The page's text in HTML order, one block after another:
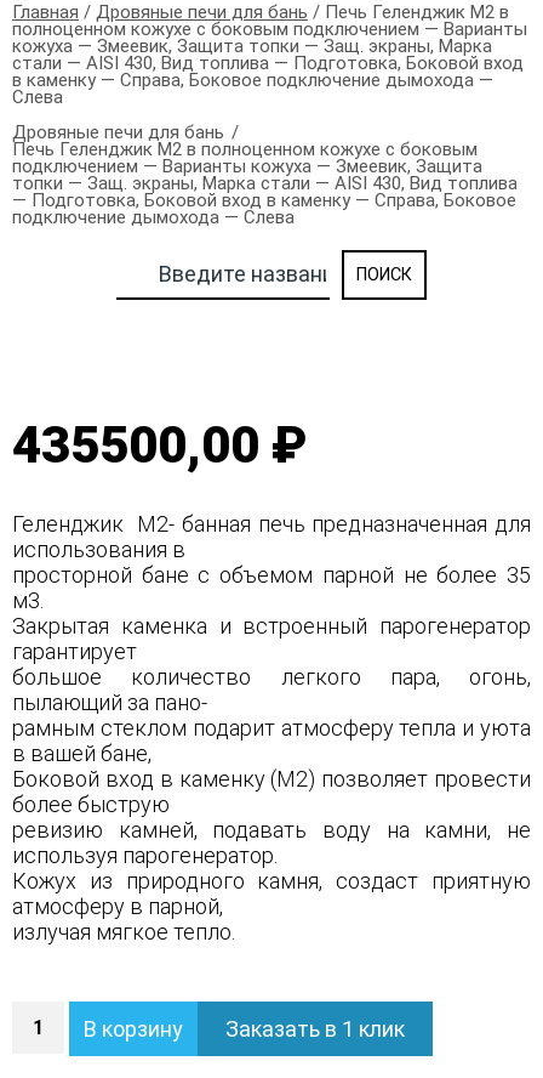
Главная / Дровяные печи для бань / Печь Геленджик М2 в
полноценном кожухе с боковым подключением — Варианты
кожуха — Змеевик, Защита топки — Защ. экраны, Марка
стали — AISI 430, Вид топлива — Подготовка, Боковой вход
в каменку — Справа, Боковое подключение дымохода —
Слева
Дровяные печи для бань
Печь Геленджик М2 в полноценном кожухе с боковым
подключением — Варианты кожуха — Змеевик, Защита
топки — Защ. экраны, Марка стали — AISI 430, Вид топлива
— Подготовка, Боковой вход в каменку — Справа, Боковое
подключение дымохода — Слева
435500,00 ₽
Геленджик М2- банная печь предназначенная для
использования в
просторной бане с объемом парной не более 35
м3.
Закрытая каменка и встроенный парогенератор
гарантирует
большое количество легкого пара, огонь,
пылающий за пано-
рамным стеклом подарит атмосферу тепла и уюта
в вашей бане,
Боковой вход в каменку (М2) позволяет провести
более быструю
ревизию камней, подавать воду на камни, не
используя парогенератор.
Кожух из природного камня, создаст приятную
атмосферу в парной,
излучая мягкое тепло.
Печь
Геленджик
В корзину Заказать в 1 клик